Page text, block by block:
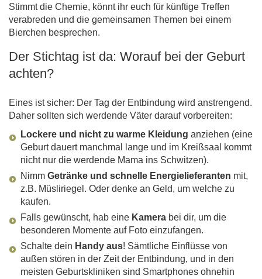
Stimmt die Chemie, könnt ihr euch für künftige Treffen
verabreden und die gemeinsamen Themen bei einem
Bierchen besprechen.
Der Stichtag ist da: Worauf bei der Geburt
achten?
Eines ist sicher: Der Tag der Entbindung wird anstrengend.
Daher sollten sich werdende Väter darauf vorbereiten:
Lockere und nicht zu warme Kleidung anziehen (eine
Geburt dauert manchmal lange und im Kreißsaal kommt
nicht nur die werdende Mama ins Schwitzen).
Nimm Getränke und schnelle Energielieferanten mit,
z.B. Müsliriegel. Oder denke an Geld, um welche zu
kaufen.
Falls gewünscht, hab eine Kamera bei dir, um die
besonderen Momente auf Foto einzufangen.
Schalte dein Handy aus! Sämtliche Einflüsse von
außen stören in der Zeit der Entbindung, und in den
meisten Geburtskliniken sind Smartphones ohnehin